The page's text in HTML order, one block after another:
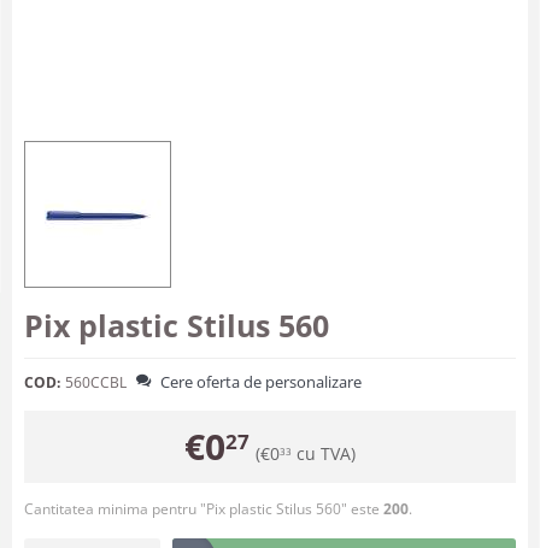
Pix plastic Stilus 560
COD: 560CCBL Cere oferta de personalizare
€027 (€033 cu TVA)
Cantitatea minima pentru "Pix plastic Stilus 560" este 200.